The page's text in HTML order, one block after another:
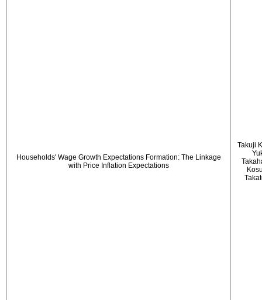
Households' Wage Growth Expectations Formation: The Linkage
with Price Inflation Expectations
Takuji